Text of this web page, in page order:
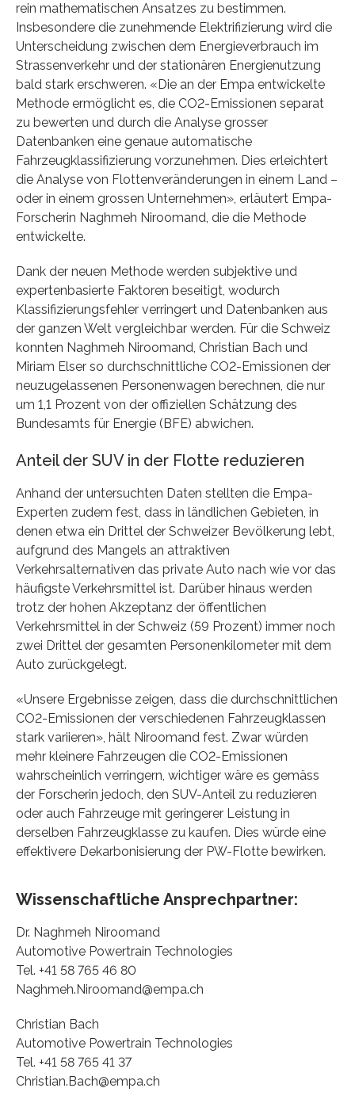
rein mathematischen Ansatzes zu bestimmen.
Insbesondere die zunehmende Elektrifizierung wird die
Unterscheidung zwischen dem Energieverbrauch im
Strassenverkehr und der stationären Energienutzung
bald stark erschweren. «Die an der Empa entwickelte
Methode ermöglicht es, die CO2-Emissionen separat
zu bewerten und durch die Analyse grosser
Datenbanken eine genaue automatische
Fahrzeugklassifizierung vorzunehmen. Dies erleichtert
die Analyse von Flottenveränderungen in einem Land –
oder in einem grossen Unternehmen», erläutert Empa-
Forscherin Naghmeh Niroomand, die die Methode
entwickelte.
Dank der neuen Methode werden subjektive und
expertenbasierte Faktoren beseitigt, wodurch
Klassifizierungsfehler verringert und Datenbanken aus
der ganzen Welt vergleichbar werden. Für die Schweiz
konnten Naghmeh Niroomand, Christian Bach und
Miriam Elser so durchschnittliche CO2-Emissionen der
neuzugelassenen Personenwagen berechnen, die nur
um 1,1 Prozent von der offiziellen Schätzung des
Bundesamts für Energie (BFE) abwichen.
Anteil der SUV in der Flotte reduzieren
Anhand der untersuchten Daten stellten die Empa-
Experten zudem fest, dass in ländlichen Gebieten, in
denen etwa ein Drittel der Schweizer Bevölkerung lebt,
aufgrund des Mangels an attraktiven
Verkehrsalternativen das private Auto nach wie vor das
häufigste Verkehrsmittel ist. Darüber hinaus werden
trotz der hohen Akzeptanz der öffentlichen
Verkehrsmittel in der Schweiz (59 Prozent) immer noch
zwei Drittel der gesamten Personenkilometer mit dem
Auto zurückgelegt.
«Unsere Ergebnisse zeigen, dass die durchschnittlichen
CO2-Emissionen der verschiedenen Fahrzeugklassen
stark variieren», hält Niroomand fest. Zwar würden
mehr kleinere Fahrzeugen die CO2-Emissionen
wahrscheinlich verringern, wichtiger wäre es gemäss
der Forscherin jedoch, den SUV-Anteil zu reduzieren
oder auch Fahrzeuge mit geringerer Leistung in
derselben Fahrzeugklasse zu kaufen. Dies würde eine
effektivere Dekarbonisierung der PW-Flotte bewirken.
Wissenschaftliche Ansprechpartner:
Dr. Naghmeh Niroomand
Automotive Powertrain Technologies
Tel. +41 58 765 46 80
Naghmeh.Niroomand@empa.ch
Christian Bach
Automotive Powertrain Technologies
Tel. +41 58 765 41 37
Christian.Bach@empa.ch